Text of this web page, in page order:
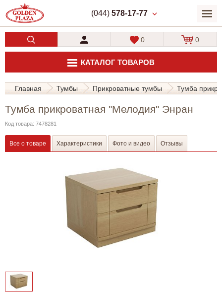
(044) 578-17-77
КАТАЛОГ ТОВАРОВ
0 0
Главная Тумбы Прикроватные тумбы Тумба
Тумба прикроватная "Мелодия" Энран
Код товара: 7478281
Все о товаре Характеристики Фото и видео Отзывы